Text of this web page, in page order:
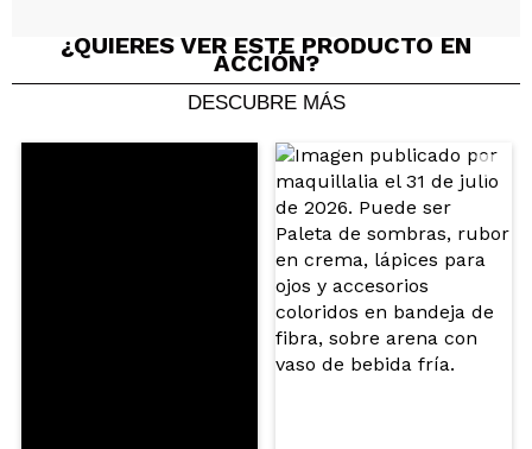
Compartir un vídeo o una foto
Tu vídeo podría ser el primero. Imagínatelo...
¿Recomendarías su compra? Si No
5/5
ENVIAR
¿QUIERES VER ESTE PRODUCTO EN
ACCIÓN?
DESCUBRE MÁS